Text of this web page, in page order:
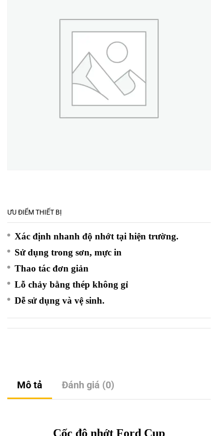
ƯU ĐIỂM THIẾT BỊ
Xác định nhanh độ nhớt tại hiện trường.
Sử dụng trong sơn, mực in
Thao tác đơn giản
Lỗ chảy bằng thép không gỉ
Dễ sử dụng và vệ sinh.
Mô tả Đánh giá (0)
Cốc độ nhớt Ford Cup